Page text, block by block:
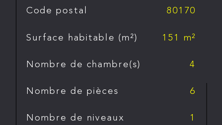
TRAD_SIROCCO_Caracteristique Valeurs
Code postal 80170
Surface habitable (m²) 151 m²
Nombre de chambre(s) 4
Nombre de pièces 6
Nombre de niveaux 1